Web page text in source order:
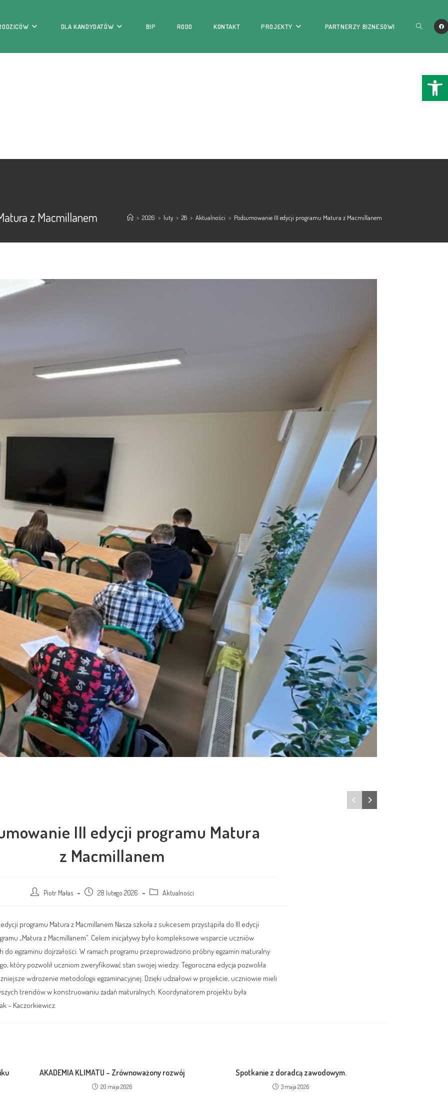
DLA KANDYDATÓW BIP RODO KONTAKT PROJEKTY PARTNERZY BIZNESOWI
z Macmillanem > 2026 > luty > 28 > Aktualności > Podsumowanie III edycji programu Matura z Macmillanem
III edycji programu Matura
z Macmillanem
Piotr Małas 28 lutego 2026 Aktualności
programu Matura z Macmillanem Nasza szkoła z sukcesem przystąpiła do III edycji
„Matura z Macmillanem”. Celem inicjatywy było kompleksowe wsparcie uczniów
do egzaminu dojrzałości. W ramach programu przeprowadzono próbny egzamin maturalny
który pozwolił uczniom zweryfikować stan swojej wiedzy. Tegoroczna edycja pozwoliła
wdrożenie metodologii egzaminacyjnej. Dzięki udziałowi w projekcie, uczniowie mieli
trendów w konstruowaniu zadań maturalnych. Koordynatorem projektu była
– Kaczorkiewicz.
AKADEMIA KLIMATU – Zrównoważony rozwój
20 maja 2026
Spotkanie z doradcą zawodowym.
3 maja 2026